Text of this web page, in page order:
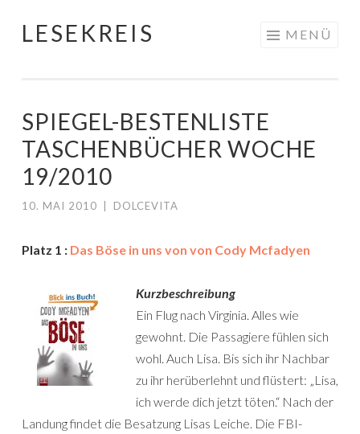
Springe
LESEKREIS MENÜ
SPIEGEL-BESTENLISTE
TASCHENBÜCHER WOCHE
19/2010
10. MAI 2010 DOLCEVITA
Platz 1 : Das Böse in uns von von Cody Mcfadyen
Kurzbeschreibung
Ein Flug nach Virginia. Alles wie
gewohnt. Die Passagiere fühlen sich
wohl. Auch Lisa. Bis sich ihr Nachbar
zu ihr herüberlehnt und flüstert: „Lisa,
ich werde dich jetzt töten.“ Nach der
Landung findet die Besatzung Lisas Leiche. Die FBI-